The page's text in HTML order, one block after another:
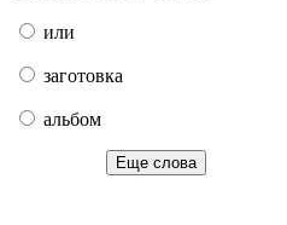
или
заготовка
альбом
Еще слова